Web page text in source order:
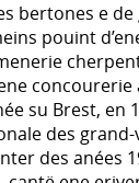
bertones e
pouint
su Brest, en
des grand-
des anées